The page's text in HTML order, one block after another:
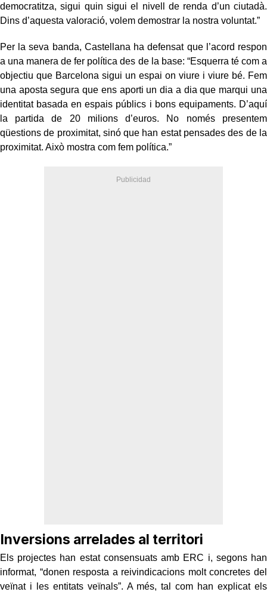
democratitza, sigui quin sigui el nivell de renda d’un ciutadà.
Dins d’aquesta valoració, volem demostrar la nostra voluntat.”
Per la seva banda, Castellana ha defensat que l’acord respon
a una manera de fer política des de la base: “Esquerra té com a
objectiu que Barcelona sigui un espai on viure i viure bé. Fem
una aposta segura que ens aporti un dia a dia que marqui una
identitat basada en espais públics i bons equipaments. D’aquí
la partida de 20 milions d’euros. No només presentem
qüestions de proximitat, sinó que han estat pensades des de la
proximitat. Això mostra com fem política.”
Inversions arrelades al territori
Els projectes han estat consensuats amb ERC i, segons han
informat, “donen resposta a reivindicacions molt concretes del
veïnat i les entitats veïnals”. A més, tal com han explicat els